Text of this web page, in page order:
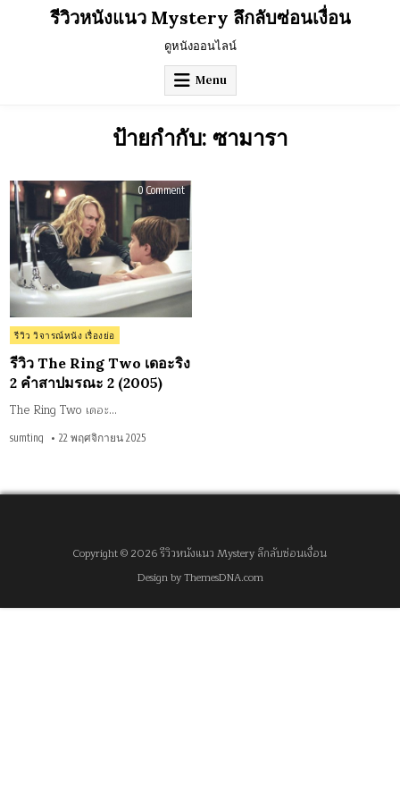
รีวิวหนังแนว Mystery ลึกลับซ่อนเงื่อน
ดูหนังออนไลน์
Menu
ป้ายกำกับ: ซามารา
0 Commenton
รีวิว
The
Ring
เดอะ
ริง
คำ
สาป
มรณะ
(2005)
Posted
in
รีวิว วิจารณ์หนัง เรื่องย่อ
รีวิว The Ring Two เดอะริง
2 คำสาปมรณะ 2 (2005)
The Ring Two เดอะ…
sumting 22 พฤศจิกายน 2025
Copyright © 2026 รีวิวหนังแนว Mystery ลึกลับซ่อนเงื่อน
Design by ThemesDNA.com